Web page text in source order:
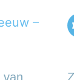
–
van